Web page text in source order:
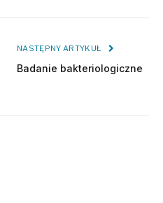
NASTĘPNY ARTYKUŁ
Badanie bakteriologiczne